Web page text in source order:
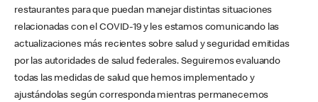
restaurantes para que puedan manejar distintas situaciones
relacionadas con el COVID-19 y les estamos comunicando las
actualizaciones más recientes sobre salud y seguridad emitidas
por las autoridades de salud federales. Seguiremos evaluando
todas las medidas de salud que hemos implementado y
ajustándolas según corresponda mientras permanecemos